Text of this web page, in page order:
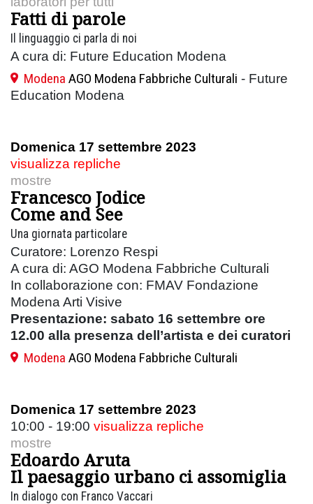
Fatti di parole
Il linguaggio ci parla di noi
A cura di: Future Education Modena
Modena AGO Modena Fabbriche Culturali - Future
Education Modena
Domenica 17 settembre 2023
visualizza repliche
mostre
Francesco Jodice
Come and See
Una giornata particolare
Curatore: Lorenzo Respi
A cura di: AGO Modena Fabbriche Culturali
In collaborazione con: FMAV Fondazione
Modena Arti Visive
Presentazione: sabato 16 settembre ore
12.00 alla presenza dell’artista e dei curatori
Modena AGO Modena Fabbriche Culturali
Domenica 17 settembre 2023
10:00 - 19:00 visualizza repliche
mostre
Edoardo Aruta
Il paesaggio urbano ci assomiglia
In dialogo con Franco Vaccari